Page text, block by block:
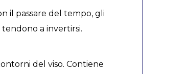
il passare del tempo, gli
a invertirsi.
del viso. Contiene